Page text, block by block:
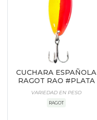
CUCHARA ESPAÑOLA
RAGOT RAO #PLATA
VARIEDAD EN PESO
RAGOT